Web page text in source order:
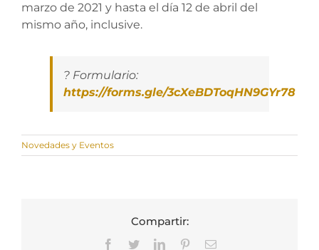
marzo de 2021 y hasta el día 12 de abril del
mismo año, inclusive.
? Formulario:
https://forms.gle/3cXeBDToqHN9GYr78
Novedades y Eventos
Compartir:
Facebook
TwitterLinkedInPinterestCorreo